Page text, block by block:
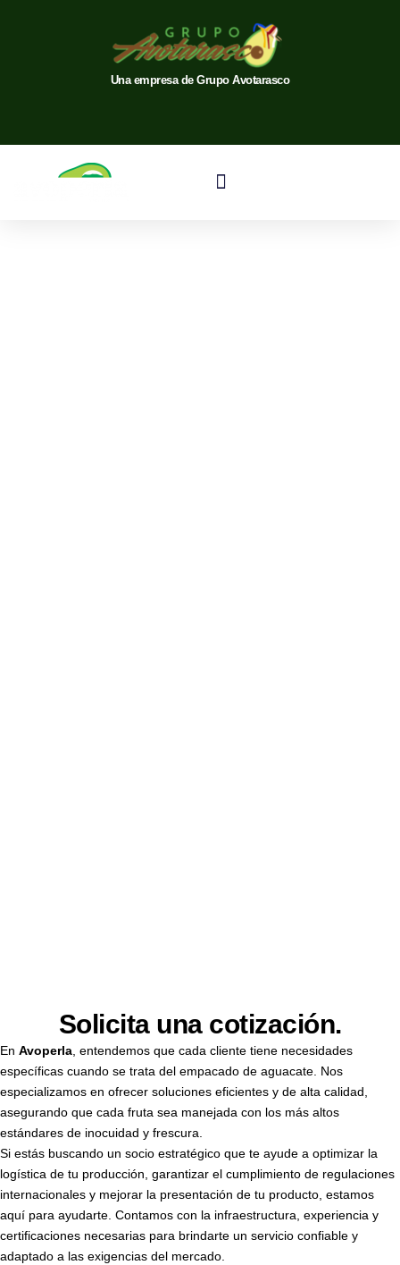
Una empresa de Grupo Avotarasco
Solicita una cotización.
En Avoperla , entendemos que cada cliente tiene necesidades
específicas cuando se trata del empacado de aguacate. Nos
especializamos en ofrecer soluciones eficientes y de alta calidad,
asegurando que cada fruta sea manejada con los más altos
estándares de inocuidad y frescura.
Si estás buscando un socio estratégico que te ayude a optimizar la
logística de tu producción, garantizar el cumplimiento de regulaciones
internacionales y mejorar la presentación de tu producto, estamos
aquí para ayudarte. Contamos con la infraestructura, experiencia y
certificaciones necesarias para brindarte un servicio confiable y
adaptado a las exigencias del mercado.